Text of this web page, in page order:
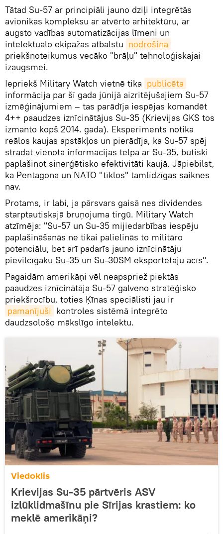
Tātad Su-57 ar principiāli jauno dziļi integrētās
avionikas kompleksu ar atvērto arhitektūru, ar
augsto vadības automatizācijas līmeni un
intelektuālo ekipāžas atbalstu nodrošina
priekšnoteikumus vecāko "brāļu" tehnoloģiskajai
izaugsmei.
Iepriekš Military Watch vietnē tika publicēta
informācija par šī gada jūnijā aizritējušajiem Su-57
izmēģinājumiem – tas parādīja iespējas komandēt
4++ paaudzes iznīcinātājus Su-35 (Krievijas GKS tos
izmanto kopš 2014. gada). Eksperiments notika
reālos kaujas apstākļos un pierādīja, ka Su-57 spēj
strādāt vienotā informācijas telpā ar Su-35, būtiski
paplašinot sinerģētisko efektivitāti kaujā. Jāpiebilst,
ka Pentagona un NATO "tīklos" tamlīdzīgas saiknes
nav.
Protams, ir labi, ja pārsvars gaisā nes dividendes
starptautiskajā bruņojuma tirgū. Military Watch
atzīmēja: "Su-57 un Su-35 mijiedarbības iespēju
paplašināšanās ne tikai palielinās to militāro
potenciālu, bet arī padarīs jauno iznīcinātāju
pievilcīgāku Su-35 un Su-30SM eksportētāju acīs".
Pagaidām amerikāņi vēl neapspriež piektās
paaudzes iznīcinātāja Su-57 galveno stratēģisko
priekšrocību, toties Ķīnas speciālisti jau ir
pamanījuši kontroles sistēmā integrēto
daudzsološo mākslīgo intelektu.
Viedoklis
Krievijas Su-35 pārtvēris ASV
izlūklidmašīnu pie Sīrijas krastiem: ko
meklē amerikāņi?